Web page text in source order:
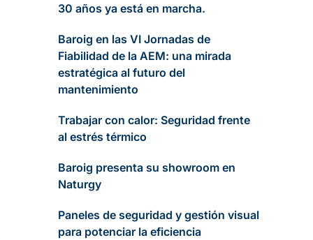
30 años ya está en marcha.
Baroig en las VI Jornadas de
Fiabilidad de la AEM: una mirada
estratégica al futuro del
mantenimiento
Trabajar con calor: Seguridad frente
al estrés térmico
Baroig presenta su showroom en
Naturgy
Paneles de seguridad y gestión visual
para potenciar la eficiencia